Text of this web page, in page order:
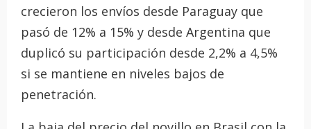
crecieron los envíos desde Paraguay que
pasó de 12% a 15% y desde Argentina que
duplicó su participación desde 2,2% a 4,5%
si se mantiene en niveles bajos de
penetración.